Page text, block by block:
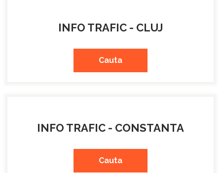
INFO TRAFIC - CLUJ
Cauta
INFO TRAFIC - CONSTANTA
Cauta